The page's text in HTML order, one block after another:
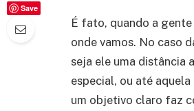
Save
É fato, quando a
onde vamos. No caso
seja ele uma distância
especial, ou até
um objetivo claro faz